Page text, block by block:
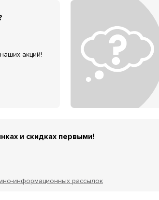
акций!
и скидках первыми!
информационных рассылок